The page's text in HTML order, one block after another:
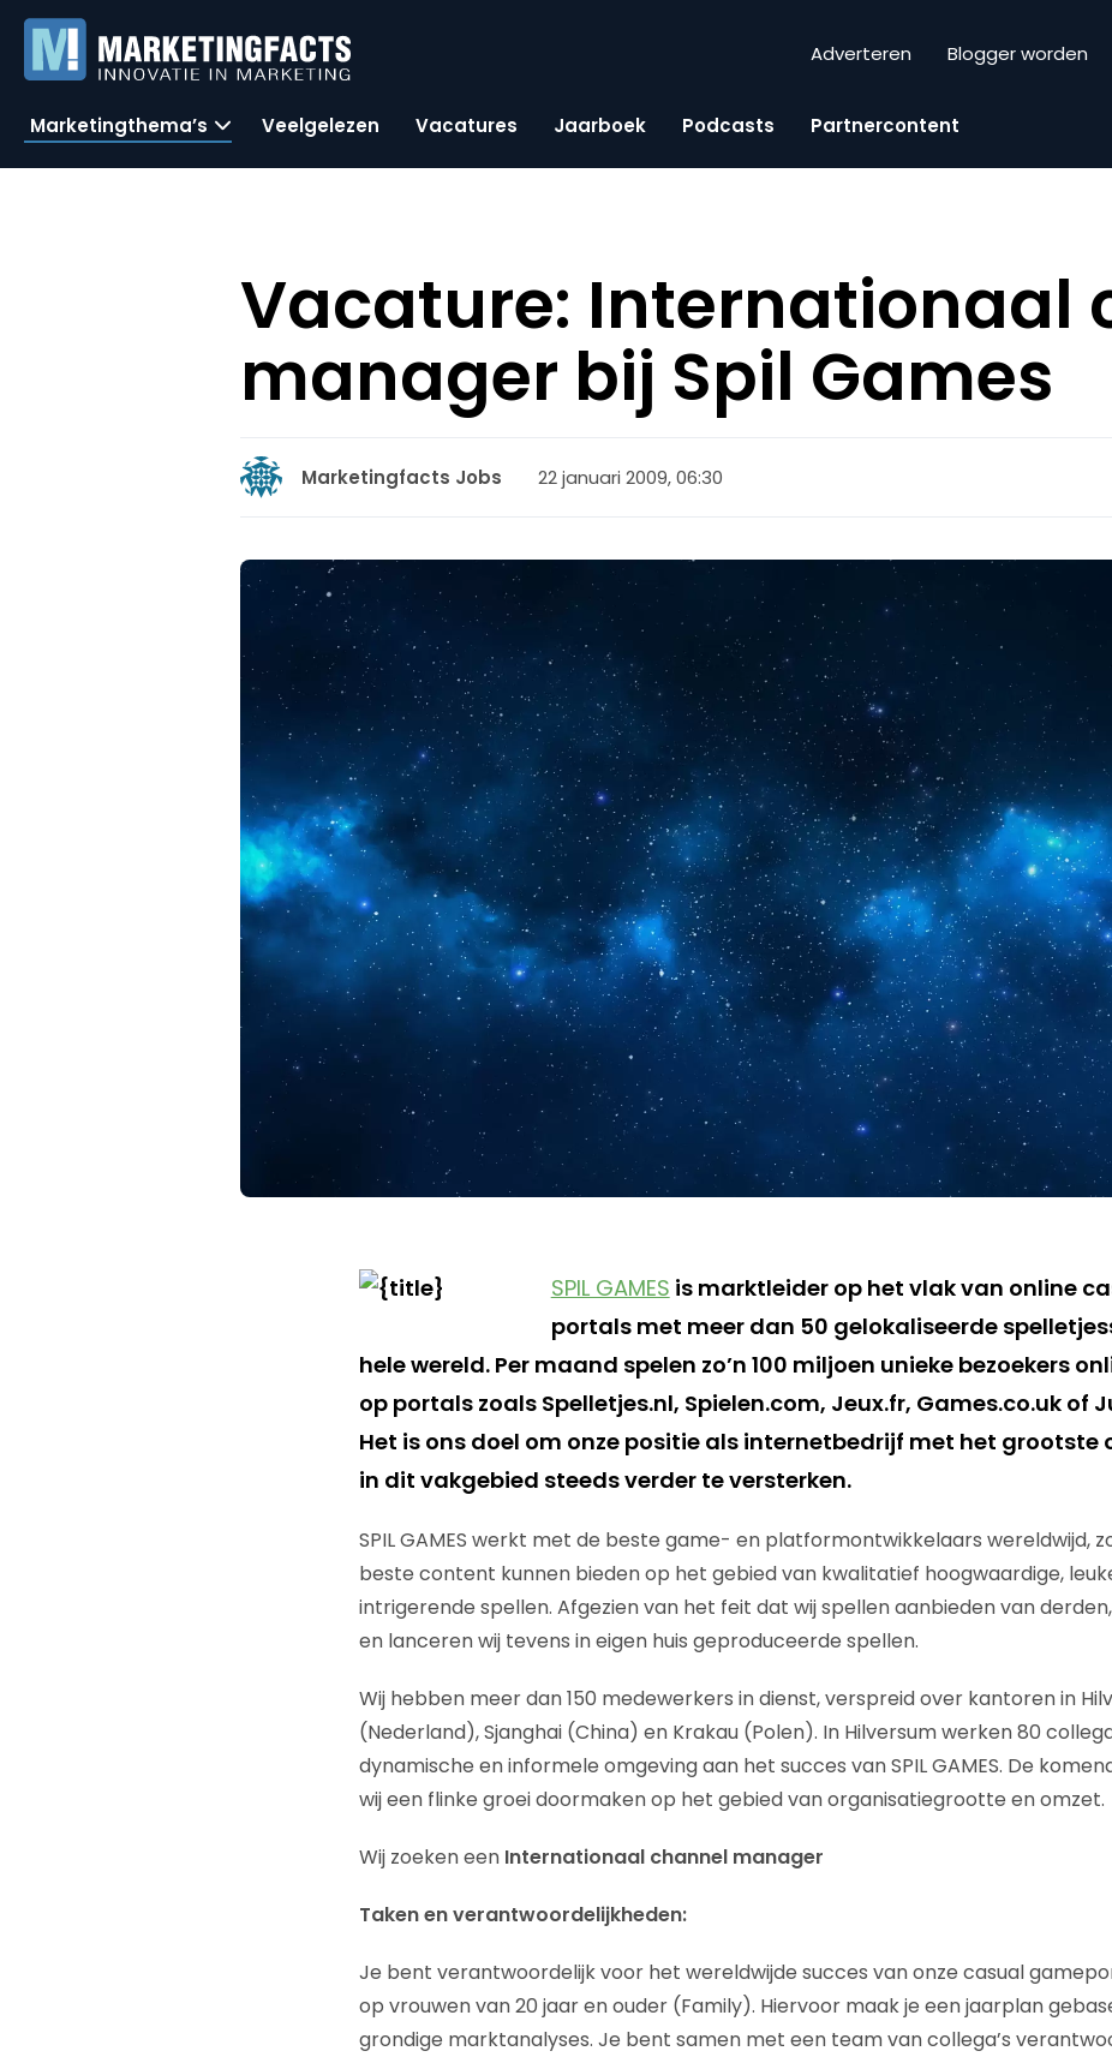
Adverteren Blogger worden
Marketingthema’s Veelgelezen Vacatures Jaarboek Podcasts Partnercontent
Vacature: Internationaal
manager bij Spil Games
Marketingfacts Jobs 22 januari 2009, 06:30
SPIL GAMES is marktleider op het vlak van online
portals met meer dan 50 gelokaliseerde
hele wereld. Per maand spelen zo’n 100 miljoen unieke bezoekers
op portals zoals Spelletjes.nl, Spielen.com, Jeux.fr, Games.co.uk of
Het is ons doel om onze positie als internetbedrijf met het grootste
in dit vakgebied steeds verder te versterken.
SPIL GAMES werkt met de beste game- en platformontwikkelaars wereldwijd,
beste content kunnen bieden op het gebied van kwalitatief hoogwaardige,
intrigerende spellen. Afgezien van het feit dat wij spellen aanbieden van
en lanceren wij tevens in eigen huis geproduceerde spellen.
Wij hebben meer dan 150 medewerkers in dienst, verspreid over kantoren in
(Nederland), Sjanghai (China) en Krakau (Polen). In Hilversum werken 80
dynamische en informele omgeving aan het succes van SPIL GAMES. De
wij een flinke groei doormaken op het gebied van organisatiegrootte en omzet.
Wij zoeken een Internationaal channel manager
Taken en verantwoordelijkheden:
Je bent verantwoordelijk voor het wereldwijde succes van onze casual
op vrouwen van 20 jaar en ouder (Family). Hiervoor maak je een jaarplan
grondige marktanalyses. Je bent samen met een team van collega’s